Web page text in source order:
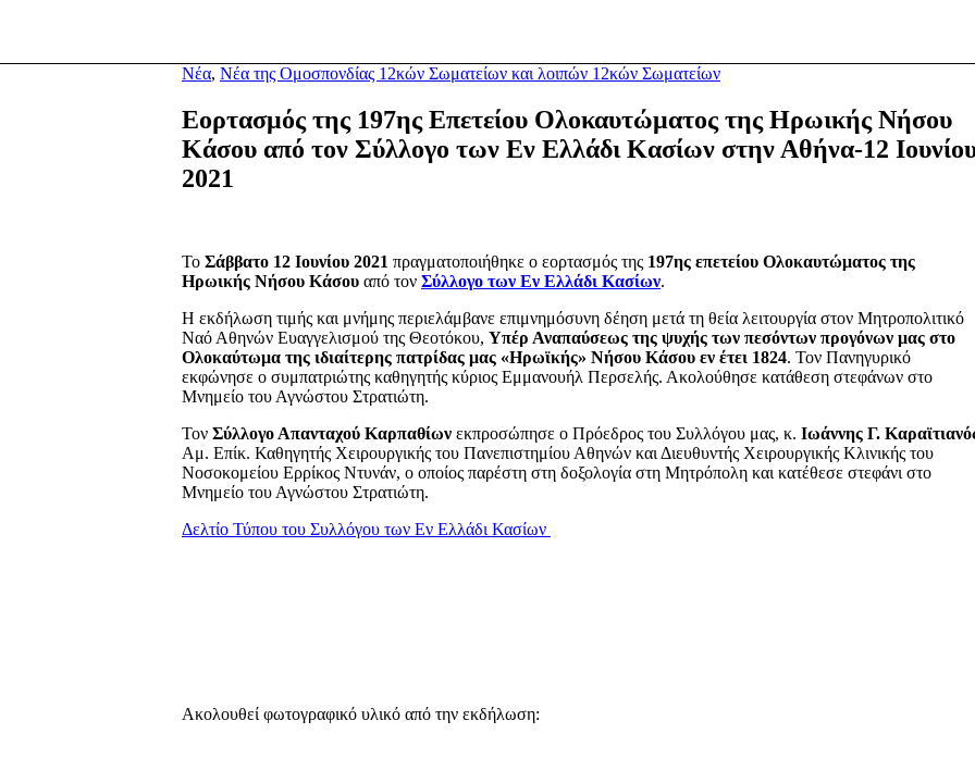
Νέα, Νέα της Ομοσπονδίας 12κών Σωματείων και λοιπών 12κών Σωματείων
Εορτασμός της 197ης Επετείου Ολοκαυτώματος της Ηρωικής Νήσου
Κάσου από τον Σύλλογο των Εν Ελλάδι Κασίων στην Αθήνα-12
2021
Το Σάββατο 12 Ιουνίου 2021 πραγματοποιήθηκε ο εορτασμός της 197ης επετείου Ολοκαυτώματος της
Ηρωικής Νήσου Κάσου από τον Σύλλογο των Εν Ελλάδι Κασίων.
Η εκδήλωση τιμής και μνήμης περιελάμβανε επιμνημόσυνη δέηση μετά τη θεία λειτουργία στον Μητροπολιτικό
Ναό Αθηνών Ευαγγελισμού της Θεοτόκου, Υπέρ Αναπαύσεως της ψυχής των πεσόντων προγόνων μας στο
Ολοκαύτωμα της ιδιαίτερης πατρίδας μας «Ηρωϊκής» Νήσου Κάσου εν έτει 1824. Τον Πανηγυρικό
εκφώνησε ο συμπατριώτης καθηγητής κύριος Εμμανουήλ Περσελής. Ακολούθησε κατάθεση στεφάνων στο
Μνημείο του Αγνώστου Στρατιώτη.
Τον Σύλλογο Απανταχού Καρπαθίων εκπροσώπησε ο Πρόεδρος του Συλλόγου μας, κ. Ιωάννης Γ.
Αμ. Επίκ. Καθηγητής Χειρουργικής του Πανεπιστημίου Αθηνών και Διευθυντής Χειρουργικής Κλινικής του
Νοσοκομείου Ερρίκος Ντυνάν, ο οποίος παρέστη στη δοξολογία στη Μητρόπολη και κατέθεσε στεφάνι στο
Μνημείο του Αγνώστου Στρατιώτη.
Δελτίο Τύπου του Συλλόγου των Εν Ελλάδι Κασίων
Ακολουθεί φωτογραφικό υλικό από την εκδήλωση: